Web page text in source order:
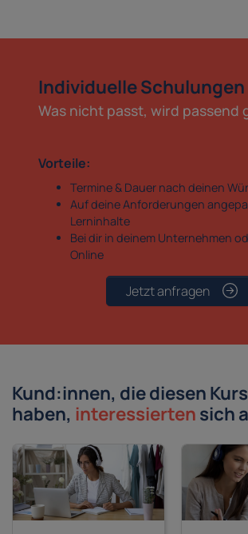
Individuelle Schulungen
Was nicht passt, wird passend
Vorteile:
Termine & Dauer nach deinen
Auf deine Anforderungen
Lerninhalte
Bei dir in deinem Unternehmen
Online
Jetzt anfragen
Kund:innen, die diesen
haben, interessiertensich